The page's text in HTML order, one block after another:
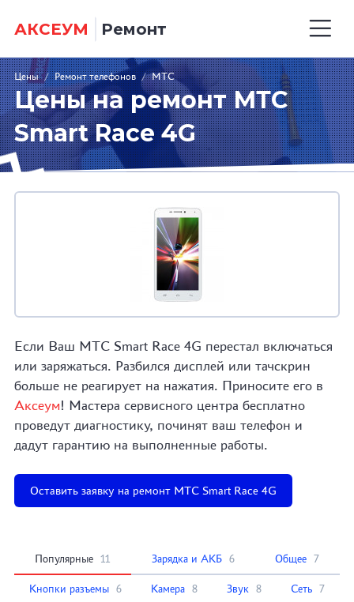
АКСЕУМ Ремонт
Цены / Ремонт телефонов / МТС
Цены на ремонт МТС
Smart Race 4G
Если Ваш МТС Smart Race 4G перестал включаться
или заряжаться. Разбился дисплей или тачскрин
больше не реагирует на нажатия. Приносите его в
Аксеум! Мастера сервисного центра бесплатно
проведут диагностику, починят ваш телефон и
дадут гарантию на выполненные работы.
Оставить заявку на ремонт МТС Smart Race 4G
Популярные 11 Зарядка и АКБ 6 Общее 7
Кнопки разъемы 6 Камера 8 Звук 8 Сеть 7